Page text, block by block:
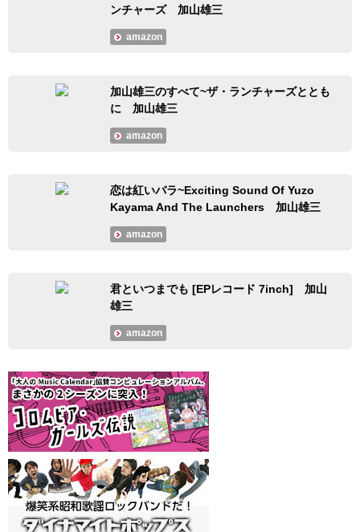
ンチャーズ 加山雄三
amazon
加山雄三のすべて~ザ・ランチャーズととも
に 加山雄三
amazon
恋は紅いバラ~Exciting Sound Of Yuzo
Kayama And The Launchers 加山雄三
amazon
君といつまでも [EPレコード 7inch] 加山
雄三
amazon